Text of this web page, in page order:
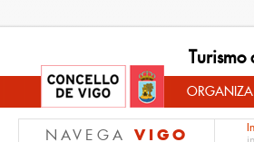
Turismo
NAVEGA VIGO